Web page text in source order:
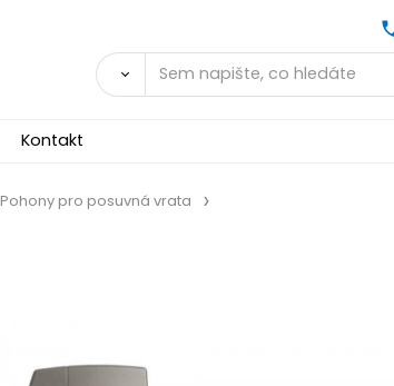
Kontakt
Pohony pro posuvná vrata